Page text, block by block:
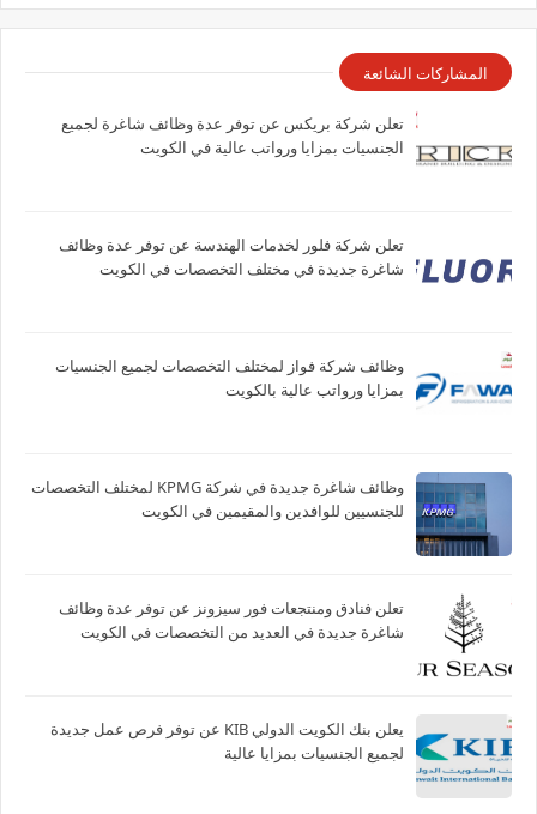
المشاركات الشائعة
تعلن شركة بريكس عن توفر عدة وظائف شاغرة لجميع
الجنسيات بمزايا ورواتب عالية في الكويت
تعلن شركة فلور لخدمات الهندسة عن توفر عدة وظائف
شاغرة جديدة في مختلف التخصصات في الكويت
وظائف شركة فواز لمختلف التخصصات لجميع الجنسيات
بمزايا ورواتب عالية بالكويت
وظائف شاغرة جديدة في شركة ‏KPMG لمختلف التخصصات
للجنسيين للوافدين والمقيمين في الكويت
تعلن فنادق ومنتجعات فور سيزونز‏ عن توفر عدة وظائف
شاغرة جديدة في العديد من التخصصات في الكويت
يعلن بنك الكويت الدولي KIB عن توفر فرص عمل جديدة
لجميع الجنسيات بمزايا عالية